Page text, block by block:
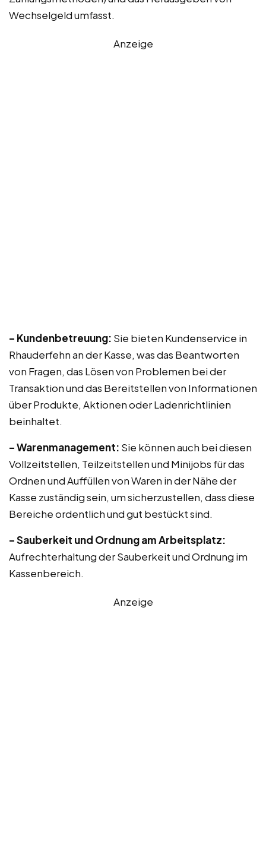
Wechselgeld umfasst.
Anzeige
– Kundenbetreuung: Sie bieten Kundenservice in
Rhauderfehn an der Kasse, was das Beantworten
von Fragen, das Lösen von Problemen bei der
Transaktion und das Bereitstellen von Informationen
über Produkte, Aktionen oder Ladenrichtlinien
beinhaltet.
– Warenmanagement: Sie können auch bei diesen
Vollzeitstellen, Teilzeitstellen und Minijobs für das
Ordnen und Auffüllen von Waren in der Nähe der
Kasse zuständig sein, um sicherzustellen, dass diese
Bereiche ordentlich und gut bestückt sind.
– Sauberkeit und Ordnung am Arbeitsplatz:
Aufrechterhaltung der Sauberkeit und Ordnung im
Kassenbereich.
Anzeige